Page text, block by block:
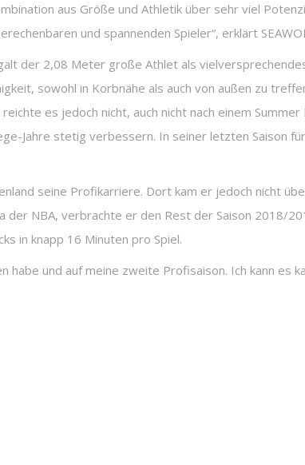
aus Größe und Athletik über sehr viel
und spannenden Spieler“, erklärt
der 2,08 Meter große Athlet als
sowohl in Korbnähe als auch von außen zu
es jedoch nicht, auch nicht nach einem
Jahre stetig verbessern. In seiner letzten Saison
seine Profikarriere. Dort kam er jedoch nicht
der NBA, verbrachte er den Rest der Saison 2018/
in knapp 16 Minuten pro Spiel.
habe und auf meine zweite Profisaison. Ich kann es